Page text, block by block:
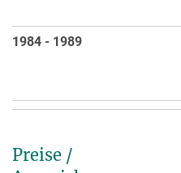
1984 - 1989
Preise /